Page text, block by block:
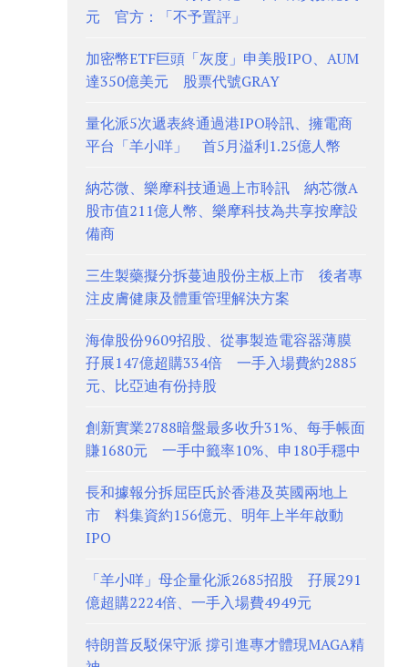
元 官方：「不予置評」
加密幣ETF巨頭「灰度」申美股IPO、AUM
達350億美元 股票代號GRAY
量化派5次遞表終通過港IPO聆訊、擁電商
平台「羊小咩」 首5月溢利1.25億人幣
納芯微、樂摩科技通過上市聆訊 納芯微A
股市值211億人幣、樂摩科技為共享按摩設
備商
三生製藥擬分拆蔓迪股份主板上市 後者專
注皮膚健康及體重管理解決方案
海偉股份9609招股、從事製造電容器薄膜
孖展147億超購334倍 一手入場費約2885
元、比亞迪有份持股
創新實業2788暗盤最多收升31%、每手帳面
賺1680元 一手中籤率10%、申180手穩中
長和據報分拆屈臣氏於香港及英國兩地上
市 料集資約156億元、明年上半年啟動
IPO
「羊小咩」母企量化派2685招股 孖展291
億超購2224倍、一手入場費4949元
特朗普反駁保守派 撐引進專才體現MAGA精